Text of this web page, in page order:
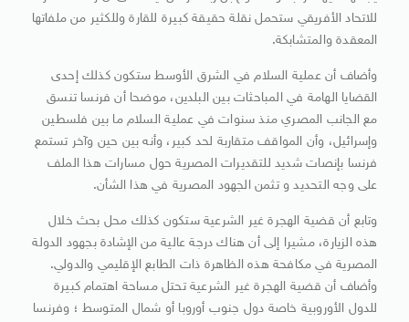
للاتحاد الأفريقي ستحمل نقلة حقيقة كبيرة للقارة وللكثير من ملفاتها
المعقدة والمتشابكة.
وأضاف أن عملية السلام في الشرق الأوسط ستكون كذلك إحدى
القضايا الهامة في المباحثات بين البلدين، موضحا أن فرنسا تنسق
مع الجانب المصري منذ سنوات في عملية السلام ما بين فلسطين
وإسرائيل، وأن المواقف متقاربة لحد كبير، وأنه بين حين وآخر تستمع
فرنسا بإنصات شديد للتقديرات المصرية حول مسارات هذا الملف
على وجه التحديد و تثمن الجهود المصرية في هذا الشأن.
وتابع أن قضية الهجرة غير الشرعية ستكون كذلك محل بحث خلال
هذه الزيارة، مشيرا إلى أن هناك درجة عالية من الإشادة بجهود الدولة
المصرية في مكافحة هذه الظاهرة ذات الطابع الإقليمي والدولي.
وأضاف أن قضية الهجرة غير الشرعية تحتل مساحة اهتمام كبيرة
للدول الأوروبية خاصة دول جنوب أوروبا أو شمال المتوسط ؛ وفرنسا